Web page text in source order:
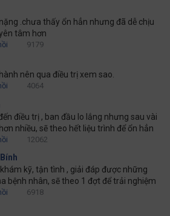
.chưa thấy ổn hẳn nhưng đã dễ chịu
tâm hơn
9179
nên qua điều trị xem sao.
4064
điều trị , ban đầu lo lắng nhưng sau vài
nhiều, sẽ theo hết liệu trình để ổn hẳn
12062
kỹ, tận tình , giải đáp được những
bệnh nhân, sẽ theo 1 đợt để trải nghiệm
6918